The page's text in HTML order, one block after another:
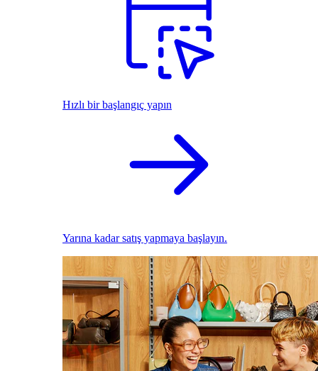
Hızlı bir başlangıç yapın
Yarına kadar satış yapmaya başlayın.